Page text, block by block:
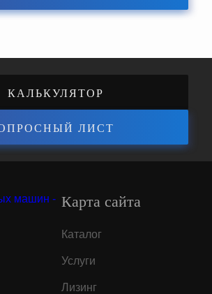
КАЛЬКУЛЯТОР
ЛИСТ
Карта сайта
Каталог
Услуги
Лизинг